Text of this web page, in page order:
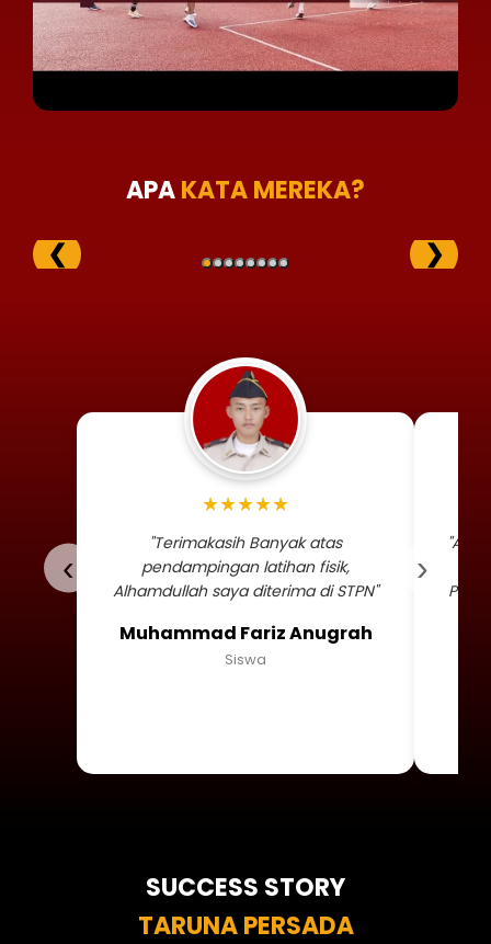
APAKATA MEREKA?
❮ ❯
‹
Foto profil siswa
★★★★★
"Terimakasih Banyak atas
pendampingan latihan fisik,
Alhamdullah saya diterima di STPN"
Muhammad Fariz Anugrah
Siswa
›
SUCCESS STORY
TARUNA PERSADA